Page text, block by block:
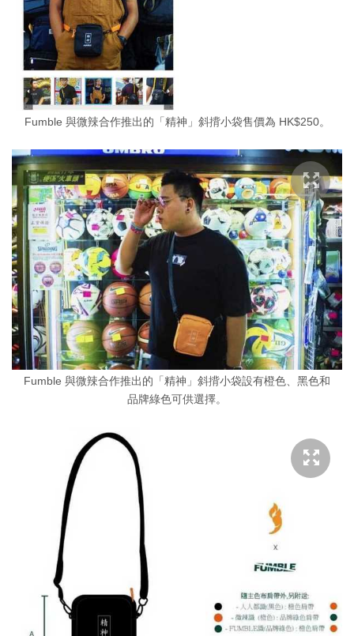
Fumble 與微辣合作推出的「精神」斜揹小袋售價為 HK$250。
Fumble 與微辣合作推出的「精神」斜揹小袋設有橙色、黑色和
品牌綠色可供選擇。